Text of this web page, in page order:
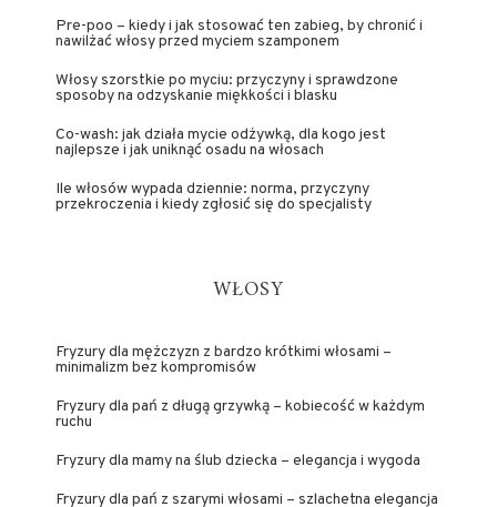
Pre-poo – kiedy i jak stosować ten zabieg, by chronić i
nawilżać włosy przed myciem szamponem
Włosy szorstkie po myciu: przyczyny i sprawdzone
sposoby na odzyskanie miękkości i blasku
Co-wash: jak działa mycie odżywką, dla kogo jest
najlepsze i jak uniknąć osadu na włosach
Ile włosów wypada dziennie: norma, przyczyny
przekroczenia i kiedy zgłosić się do specjalisty
WŁOSY
Fryzury dla mężczyzn z bardzo krótkimi włosami –
minimalizm bez kompromisów
Fryzury dla pań z długą grzywką – kobiecość w każdym
ruchu
Fryzury dla mamy na ślub dziecka – elegancja i wygoda
Fryzury dla pań z szarymi włosami – szlachetna elegancja